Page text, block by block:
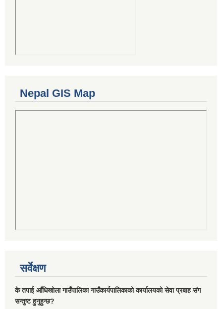
Nepal GIS Map
सर्वेक्षण
के तपाई आँधिखोला गाउँपालिका गाउँकार्यपालिकाको कार्यालयको सेवा प्रबाह संग
सन्तुष्ट हुनुहुन्छ?